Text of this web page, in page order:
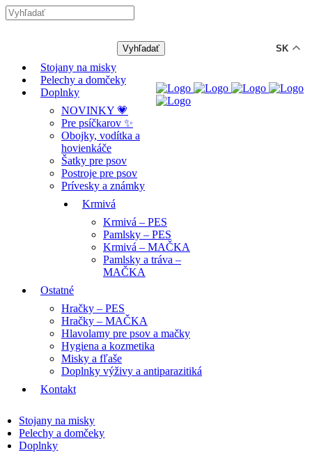
Stojany na misky
Pelechy a domčeky
Doplnky
NOVINKY 💗
Pre psíčkarov ✨
Obojky, vodítka a
hovienkáče
Šatky pre psov
Postroje pre psov
Prívesky a známky
Krmivá
Krmivá – PES
Pamlsky – PES
Krmivá – MAČKA
Pamlsky a tráva –
MAČKA
Ostatné
Hračky – PES
Hračky – MAČKA
Hlavolamy pre psov a mačky
Hygiena a kozmetika
Misky a fľaše
Doplnky výživy a antiparazitiká
Kontakt
Stojany na misky
Pelechy a domčeky
Doplnky
SK
-12% ZĽAVA s kódom "LETO12" ☀️